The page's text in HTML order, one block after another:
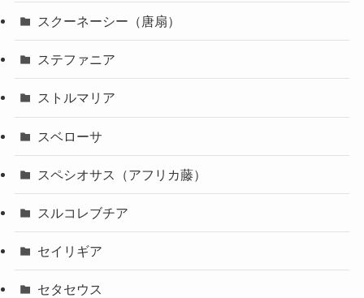
スクーネーシー（唐扇）
ステファニア
ストルマリア
スベローサ
スペシオサス（アフリカ藤）
スルコレブチア
セイリギア
セタセウス